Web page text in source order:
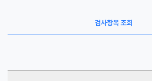
검사항목 조회